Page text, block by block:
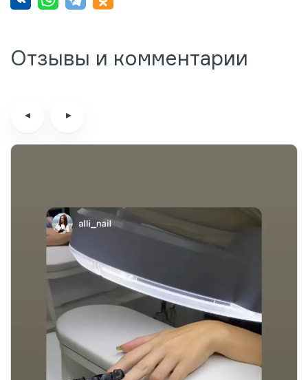
Отзывы и комментарии